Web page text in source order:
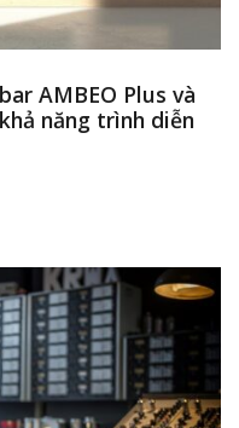
AMBEO Plus và
năng trình diễn